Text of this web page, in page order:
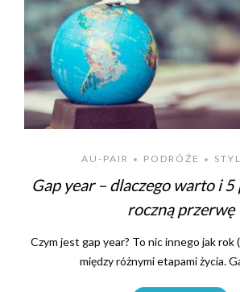
AU-PAIR • PODRÓŻE •
Gap year – dlaczego warto i 5
roczną przerwę
Czym jest gap year? To nic innego jak rok
między różnymi etapami życia.